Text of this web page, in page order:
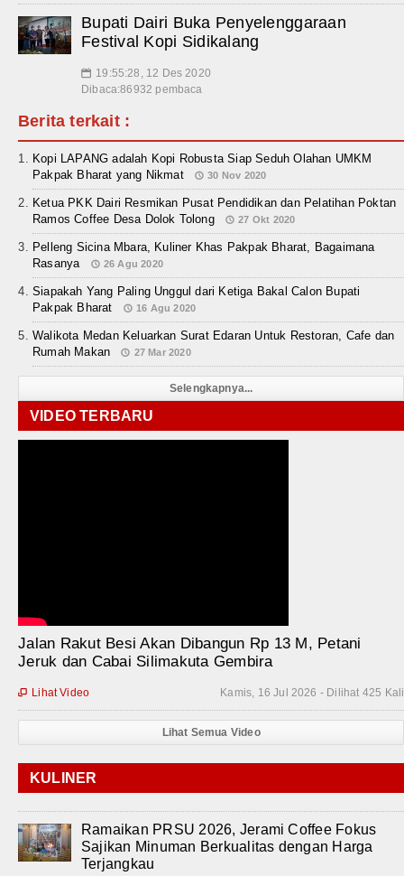
Bupati Dairi Buka Penyelenggaraan
Festival Kopi Sidikalang
📅 19:55:28, 12 Des 2020
Dibaca:86932 pembaca
Berita terkait :
Kopi LAPANG adalah Kopi Robusta Siap Seduh Olahan UMKM
Pakpak Bharat yang Nikmat
30 Nov 2020
Ketua PKK Dairi Resmikan Pusat Pendidikan dan Pelatihan Poktan
Ramos Coffee Desa Dolok Tolong
27 Okt 2020
Pelleng Sicina Mbara, Kuliner Khas Pakpak Bharat, Bagaimana
Rasanya
26 Agu 2020
Siapakah Yang Paling Unggul dari Ketiga Bakal Calon Bupati
Pakpak Bharat
16 Agu 2020
Walikota Medan Keluarkan Surat Edaran Untuk Restoran, Cafe dan
Rumah Makan
27 Mar 2020
Selengkapnya...
VIDEO TERBARU
Jalan Rakut Besi Akan Dibangun Rp 13 M, Petani
Jeruk dan Cabai Silimakuta Gembira
Kamis, 16 Jul 2026 - Dilihat 425 Kali
 Lihat Video
Lihat Semua Video
KULINER
Ramaikan PRSU 2026, Jerami Coffee Fokus
Sajikan Minuman Berkualitas dengan Harga
Terjangkau